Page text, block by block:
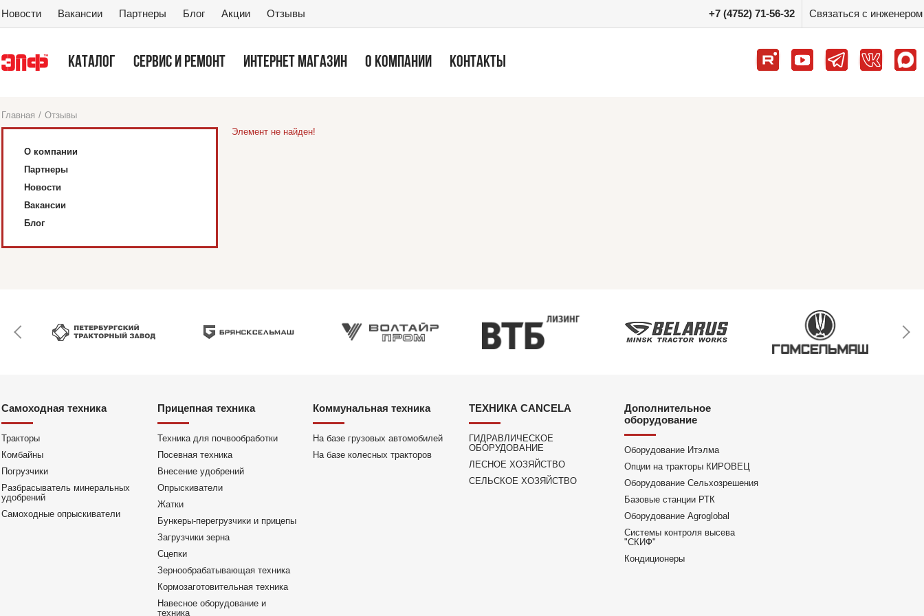
Новости Вакансии Партнеры Блог Акции Отзывы +7 (4752) 71-56-32 Связаться с инженером
КАТАЛОГ СЕРВИС И РЕМОНТ ИНТЕРНЕТ МАГАЗИН О КОМПАНИИ КОНТАКТЫ
Главная / Отзывы
О компании
Партнеры
Новости
Вакансии
Блог
Элемент не найден!
Самоходная техника
Тракторы
Комбайны
Погрузчики
Разбрасыватель минеральных
удобрений
Самоходные опрыскиватели
Прицепная техника
Техника для почвообработки
Посевная техника
Внесение удобрений
Опрыскиватели
Жатки
Бункеры-перегрузчики и прицепы
Загрузчики зерна
Сцепки
Зерно­обрабатываю­щая техника
Кормо­заготовитель­ная техника
Навесное оборудование и
техника
Коммунальная техника
На базе грузовых автомобилей
На базе колесных тракторов
ТЕХНИКА CANCELA
ГИДРАВЛИЧЕСКОЕ
ОБОРУДОВАНИЕ
ЛЕСНОЕ ХОЗЯЙСТВО
СЕЛЬСКОЕ ХОЗЯЙСТВО
Дополнительное
оборудование
Оборудование Итэлма
Опции на тракторы КИРОВЕЦ
Оборудование Сельхозрешения
Базовые станции РТК
Оборудование Agroglobal
Системы контроля высева
"СКИФ"
Кондиционеры